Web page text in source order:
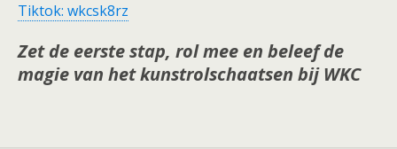
Tiktok: wkcsk8rz
Zet de eerste stap, rol mee en beleef de
magie van het kunstrolschaatsen bij WKC